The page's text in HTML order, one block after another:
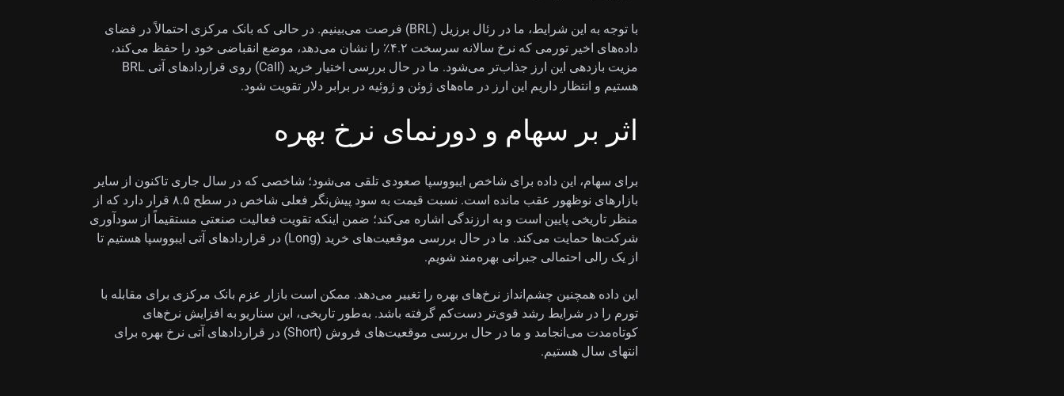
با توجه به این شرایط، ما در رئال برزیل (BRL) فرصت می‌بینیم. در حالی که بانک مرکزی احتمالاً در فضای
داده‌های اخیر تورمی که نرخ سالانه سرسخت ۴.۲٪ را نشان می‌دهد، موضع انقباضی خود را حفظ می‌کند،
مزیت بازدهی این ارز جذاب‌تر می‌شود. ما در حال بررسی اختیار خرید (Call) روی قراردادهای آتی BRL
هستیم و انتظار داریم این ارز در ماه‌های ژوئن و ژوئیه در برابر دلار تقویت شود.
اثر بر سهام و دورنمای نرخ بهره
برای سهام، این داده برای شاخص ایبووسپا صعودی تلقی می‌شود؛ شاخصی که در سال جاری تاکنون از سایر
بازارهای نوظهور عقب مانده است. نسبت قیمت به سود پیش‌نگر فعلی شاخص در سطح ۸.۵ قرار دارد که از
منظر تاریخی پایین است و به ارزندگی اشاره می‌کند؛ ضمن اینکه تقویت فعالیت صنعتی مستقیماً از سودآوری
شرکت‌ها حمایت می‌کند. ما در حال بررسی موقعیت‌های خرید (Long) در قراردادهای آتی ایبووسپا هستیم تا
از یک رالی احتمالی جبرانی بهره‌مند شویم.
این داده همچنین چشم‌انداز نرخ‌های بهره را تغییر می‌دهد. ممکن است بازار عزم بانک مرکزی برای مقابله با
تورم را در شرایط رشد قوی‌تر دست‌کم گرفته باشد. به‌طور تاریخی، این سناریو به افزایش نرخ‌های
کوتاه‌مدت می‌انجامد و ما در حال بررسی موقعیت‌های فروش (Short) در قراردادهای آتی نرخ بهره برای
انتهای سال هستیم.